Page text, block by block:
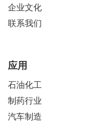
企业文化
联系我们
应用
石油化工
制药行业
汽车制造